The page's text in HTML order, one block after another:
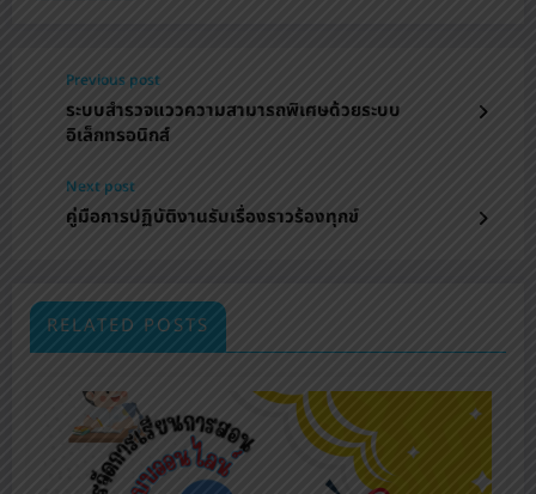
Previous post
ระบบสำรวจแววความสามารถพิเศษด้วยระบบ
อิเล็กทรอนิกส์
Next post
คู่มือการปฏิบัติงานรับเรื่องราวร้องทุกข์
RELATED POSTS